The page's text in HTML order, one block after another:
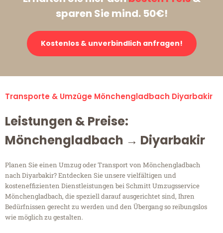
sparen Sie mind. 50€!
Kostenlos & unverbindlich anfragen!
Transporte & Umzüge Mönchengladbach Diyarbakir
Leistungen & Preise:
Mönchengladbach → Diyarbakir
Planen Sie einen Umzug oder Transport von Mönchengladbach
nach Diyarbakir? Entdecken Sie unsere vielfältigen und
kosteneffizienten Dienstleistungen bei Schmitt Umzugsservice
Mönchengladbach, die speziell darauf ausgerichtet sind, Ihren
Bedürfnissen gerecht zu werden und den Übergang so reibungslos
wie möglich zu gestalten.